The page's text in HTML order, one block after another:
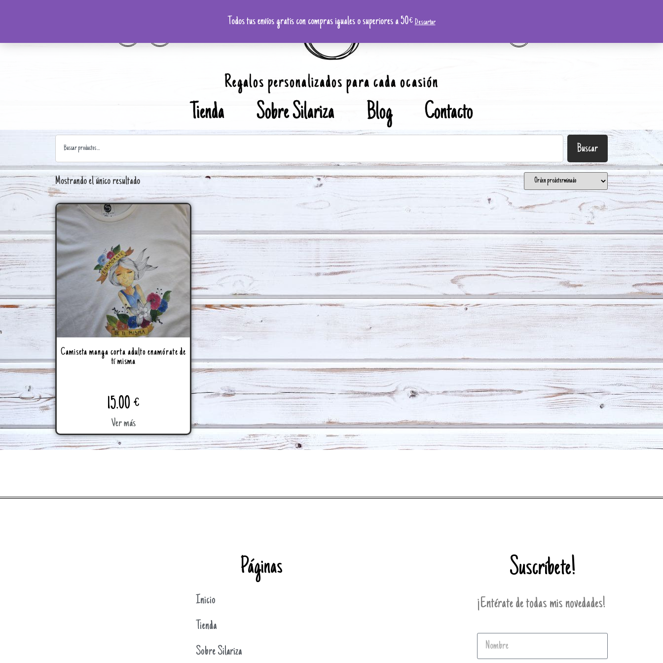
Regalos personalizados para cada ocasión
Tienda Sobre Silariza Blog Contacto
Buscar
Mostrando el único resultado
Camiseta manga corta adulto enamórate de
tí misma
15.00 €
Ver más
Páginas
Inicio
Tienda
Sobre Silariza
Suscríbete!
¡Entérate de todas mis novedades!
Todos tus envíos gratis con compras iguales o superiores a 50€Descartar